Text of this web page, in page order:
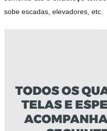
sobe escadas, elevadores, etc.